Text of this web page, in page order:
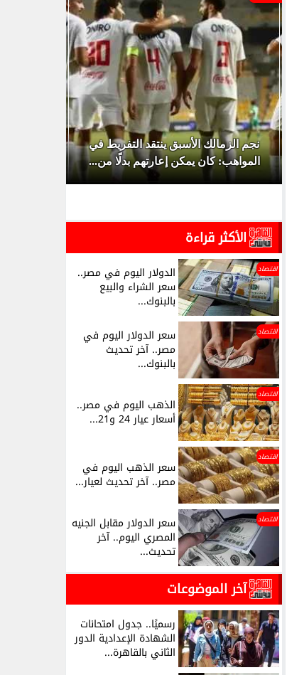
نجم الزمالك الأسبق ينتقد التفريط في
المواهب: كان يمكن إعارتهم بدلًا من...
الأكثر قراءة
اقتصاد الدولار اليوم في مصر..
سعر الشراء والبيع
بالبنوك...
اقتصاد سعر الدولار اليوم في
مصر.. آخر تحديث
بالبنوك...
اقتصاد
الذهب اليوم في مصر..
أسعار عيار 24 و21...
اقتصاد
سعر الذهب اليوم في
مصر.. آخر تحديث لعيار...
اقتصاد سعر الدولار مقابل الجنيه
المصري اليوم.. آخر
تحديث...
آخر الموضوعات
رسميًا.. جدول امتحانات
الشهادة الإعدادية الدور
الثاني بالقاهرة...